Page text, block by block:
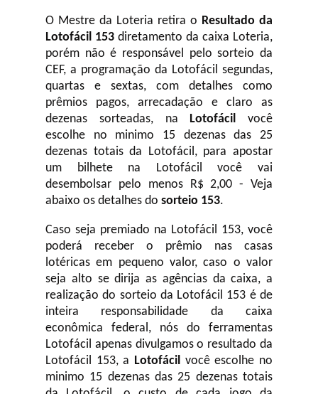
O Mestre da Loteria retira o Resultado da
Lotofácil 153 diretamento da caixa Loteria,
porém não é responsável pelo sorteio da
CEF, a programação da Lotofácil segundas,
quartas e sextas, com detalhes como
prêmios pagos, arrecadação e claro as
dezenas sorteadas, na Lotofácil você
escolhe no minimo 15 dezenas das 25
dezenas totais da Lotofácil, para apostar
um bilhete na Lotofácil você vai
desembolsar pelo menos R$ 2,00 - Veja
abaixo os detalhes do sorteio 153.
Caso seja premiado na Lotofácil 153, você
poderá receber o prêmio nas casas
lotéricas em pequeno valor, caso o valor
seja alto se dirija as agências da caixa, a
realização do sorteio da Lotofácil 153 é de
inteira responsabilidade da caixa
econômica federal, nós do ferramentas
Lotofácil apenas divulgamos o resultado da
Lotofácil 153, a Lotofácil você escolhe no
minimo 15 dezenas das 25 dezenas totais